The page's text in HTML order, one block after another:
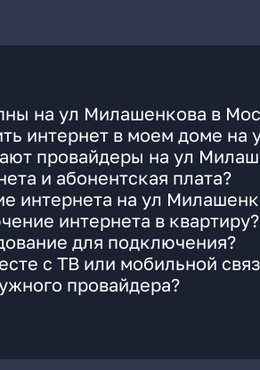
на ул Милашенкова в
интернет в моем доме на
провайдеры на ул
и абонентская плата?
интернета на ул
интернета в квартиру?
для подключения?
с ТВ или мобильной
провайдера?